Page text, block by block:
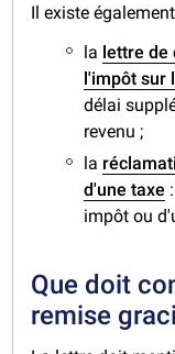
Il existe
la lettre
l'impôt sur
délai
revenu ;
la
d'une taxe
impôt ou
Que doit
remise